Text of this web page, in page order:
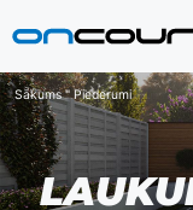
uz
Sākums"Piederumi